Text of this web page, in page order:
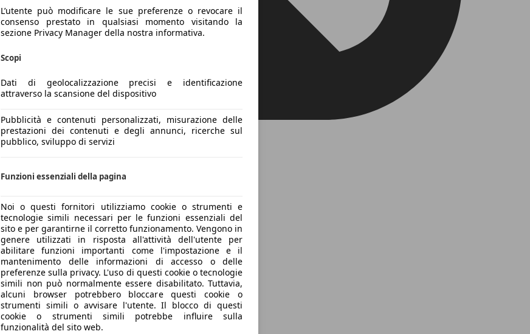
L’utente può modificare le sue preferenze o revocare il
consenso prestato in qualsiasi momento visitando la
sezione Privacy Manager della nostra informativa.
Scopi
Dati di geolocalizzazione precisi e identificazione
attraverso la scansione del dispositivo
Pubblicità e contenuti personalizzati, misurazione delle
prestazioni dei contenuti e degli annunci, ricerche sul
pubblico, sviluppo di servizi
Funzioni essenziali della pagina
Noi o questi fornitori utilizziamo cookie o strumenti e
tecnologie simili necessari per le funzioni essenziali del
sito e per garantirne il corretto funzionamento. Vengono in
genere utilizzati in risposta all'attività dell'utente per
abilitare funzioni importanti come l'impostazione e il
mantenimento delle informazioni di accesso o delle
preferenze sulla privacy. L'uso di questi cookie o tecnologie
simili non può normalmente essere disabilitato. Tuttavia,
alcuni browser potrebbero bloccare questi cookie o
strumenti simili o avvisare l'utente. Il blocco di questi
cookie o strumenti simili potrebbe influire sulla
funzionalità del sito web.